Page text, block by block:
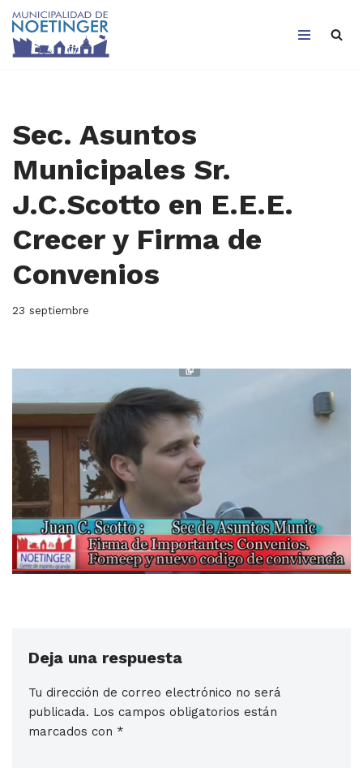
Saltar
Sec. Asuntos
Municipales Sr.
J.C.Scotto en E.E.E.
Crecer y Firma de
Convenios
23 septiembre
Deja una respuesta
Tu dirección de correo electrónico no será
publicada. Los campos obligatorios están
marcados con *